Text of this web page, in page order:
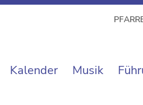
Kalender Musik